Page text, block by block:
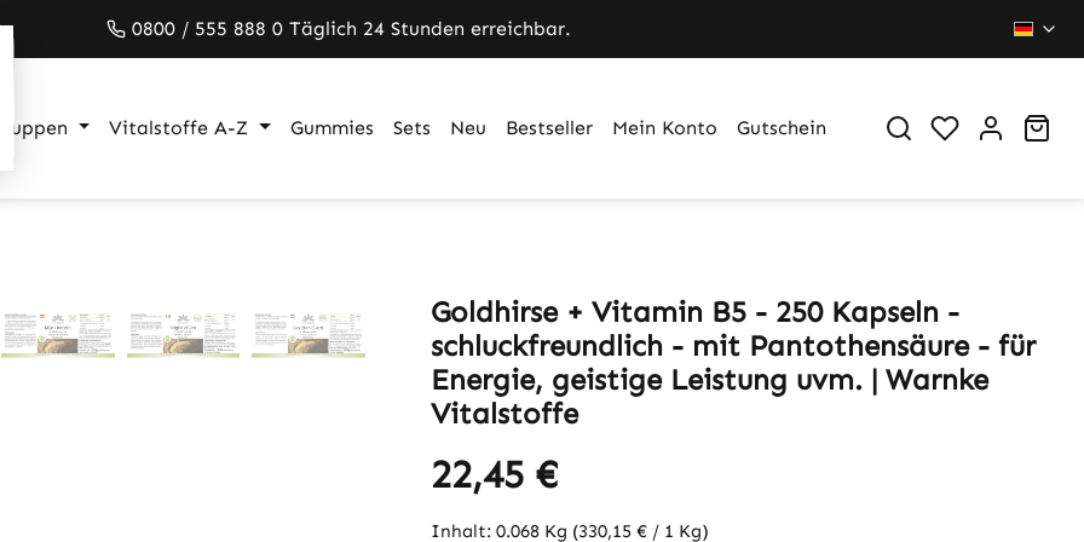
0800 / 555 888 0 Täglich 24 Stunden erreichbar.
Vitalstoffe A-Z Gummies Sets Neu Bestseller Mein Konto Gutschein Du hast 0
Goldhirse + Vitamin B5 - 250 Kapseln -
schluckfreundlich - mit Pantothensäure - für
Energie, geistige Leistung uvm. | Warnke
Vitalstoffe
22,45 €
Inhalt: 0.068 Kg (330,15 € / 1 Kg)